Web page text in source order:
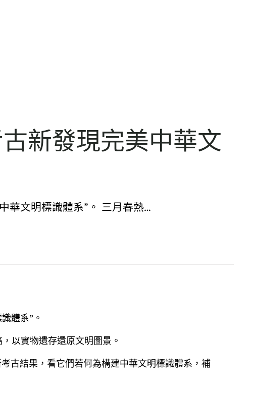
新發現完美中華文
華文明標識體系”。 三月春熱…
體系”。
以實物遺存還原文明圖景。
古結果，看它們若何為構建中華文明標識體系，補